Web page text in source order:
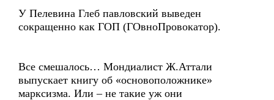
У Пелевина Глеб павловский выведен
сокращенно как ГОП (ГОвноПровокатор).
Все смешалось… Мондиалист Ж.Аттали
выпускает книгу об «основоположнике»
марксизма. Или – не такие уж они